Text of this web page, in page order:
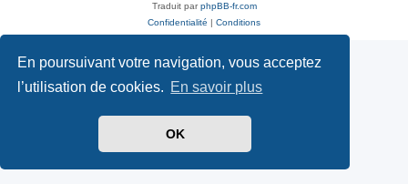
En poursuivant votre navigation, vous acceptez
l’utilisation de cookies. En savoir plus
OK
Traduit parphpBB-fr.com
Confidentialité | Conditions